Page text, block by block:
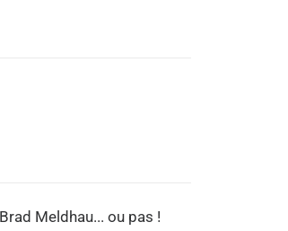
Meldhau... ou pas !